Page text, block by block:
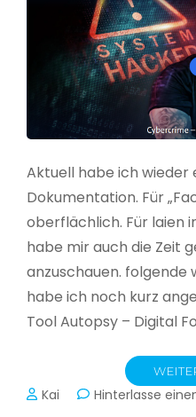
Aktuell habe ich wieder
Dokumentation. Für
oberflächlich. Für laien
habe mir auch die Zeit
anzuschauen. folgende
habe ich noch kurz
Tool Autopsy – Digital
Kai Hinterlasse